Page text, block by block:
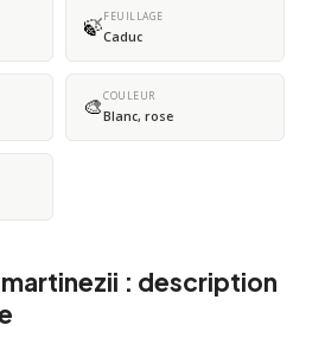
🍃FEUILLAGE
Caduc
🎨COULEUR
Blanc, rose
: description